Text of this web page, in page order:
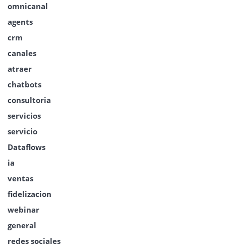
omnicanal
agents
crm
canales
atraer
chatbots
consultoria
servicios
servicio
Dataflows
ia
ventas
fidelizacion
webinar
general
redes sociales